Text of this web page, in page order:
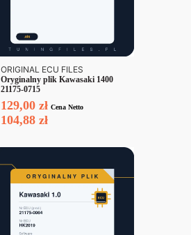
ORIGINAL ECU FILES
Oryginalny plik Kawasaki 1400
21175-0715
129,00 zł Cena Netto
104,88 zł